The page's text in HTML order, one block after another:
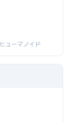
ューマノイド